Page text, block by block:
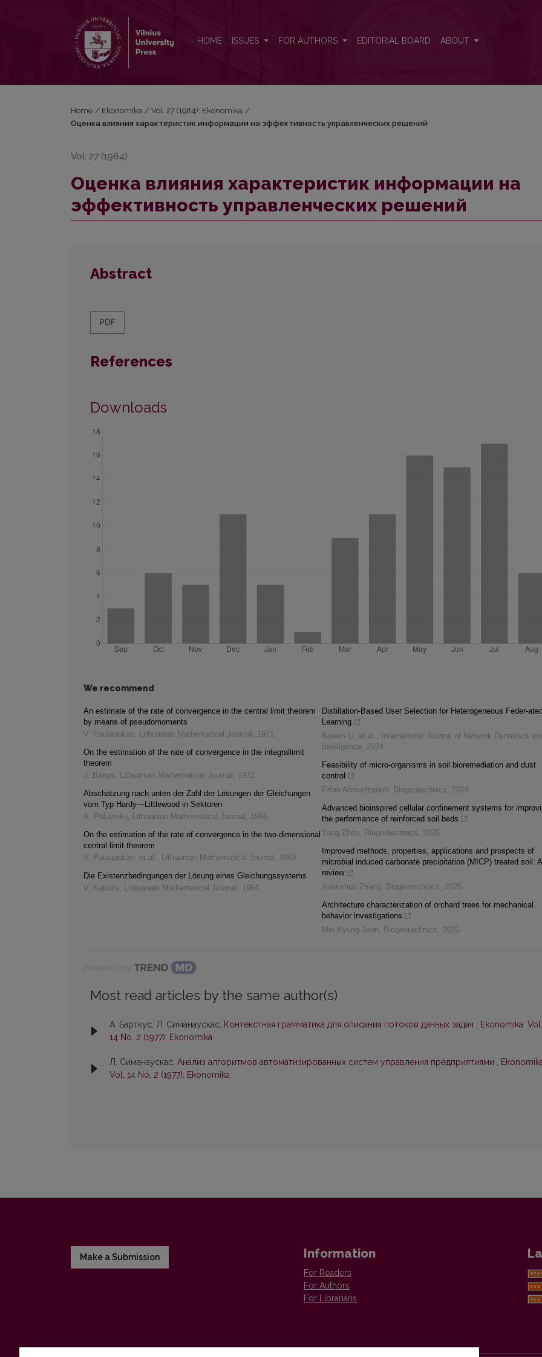
HOME ISSUES FOR AUTHORS EDITORIAL BOARD ABOUT
Home / Ekonomika / Vol. 27 (1984): Ekonomika /
Оценка влияния характеристик информации на эффективность управленческих решений
Vol. 27 (1984)
Оценка влияния характеристик информации на
эффективность управленческих решений
Abstract
PDF
References
Downloads
We recommend
An estimate of the rate of convergence in the central limit theorem
by means of pseudomoments
V. Paulauskas, Lithuanian Mathematical Journal , 1971
On the estimation of the rate of convergence in the integrallimit
theorem
J. Banys, Lithuanian Mathematical Journal , 1972
Abschätzung nach unten der Zahl der Lösungen der Gleichungen
vom Typ Hardy—Littlewood in Sektoren
A. Poljanskij, Lithuanian Mathematical Journal , 1966
On the estimation of the rate of convergence in the two-dimensional
central limit theorem
V. Paulauskas, et al. , Lithuanian Mathematical Journal , 1968
Die Existenzbedingungen der Lösung eines Gleichungssystems
V. Kabaila, Lithuanian Mathematical Journal , 1964
Distillation-Based User Selection for Heterogeneous Feder-
Learning
Bowen Li, et al. ,
International Journal of Network Dynamics
Intelligence, 2024
Feasibility of micro-organisms in soil bioremediation and dust
control
Erfan Ahmadzadeh, Biogeotechnics, 2024
Advanced bioinspired cellular confinement systems for
the performance of reinforced soil beds
Yang Zhao, Biogeotechnics, 2025
Improved methods, properties, applications and prospects of
microbial induced carbonate precipitation (MICP) treated soil: A
review
Xuanshuo Zhang, Biogeotechnics, 2025
Architecture characterization of orchard trees for mechanical
behavior investigations
Min Kyung Jeon, Biogeotechnics, 2025
Most read articles by the same author(s)
А. Барткус, Л. Симанаускас, Контекстная грамматика для описания потоков данных задач , Ekonomika: Vol.
14 No. 2 (1977): Ekonomika
Л. Симанаускас, Анализ алгоритмов автоматизированных систем управления предприятиями ,
Vol. 14 No. 2 (1977): Ekonomika
Make a Submission Information
For Readers
For Authors
For Librarians